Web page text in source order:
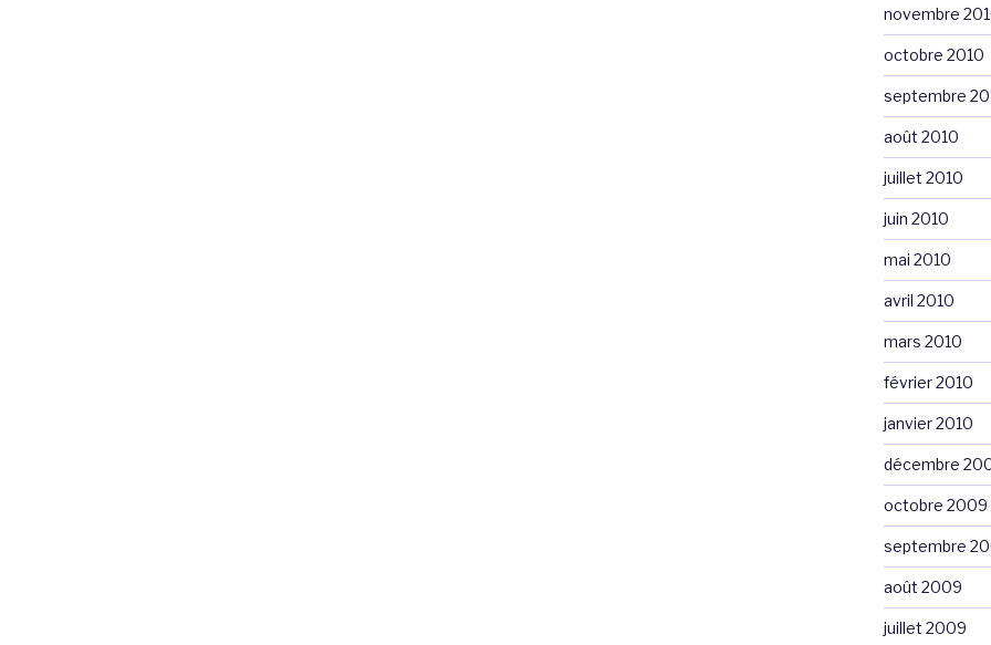
novembre
octobre 2010
septembre
août 2010
juillet 2010
juin 2010
mai 2010
avril 2010
mars 2010
février 2010
janvier 2010
décembre
octobre 2009
septembre
août 2009
juillet 2009